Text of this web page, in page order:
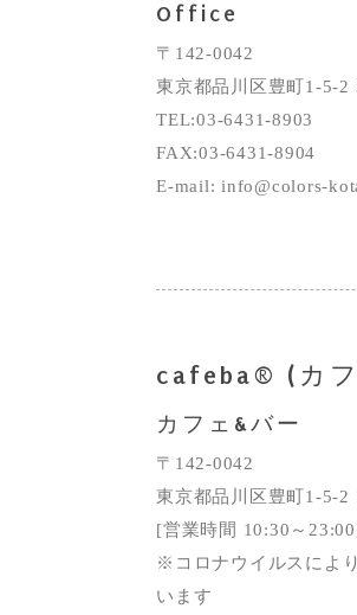
Office
〒142-0042
東京都品川区豊町1-5-2
TEL:03-6431-8903
FAX:03-6431-8904
E-mail: info@colors-
cafeba® (カ
カフェ&バー
〒142-0042
東京都品川区豊町1-5-2
[営業時間 10:30～
※コロナウイルスによ
います